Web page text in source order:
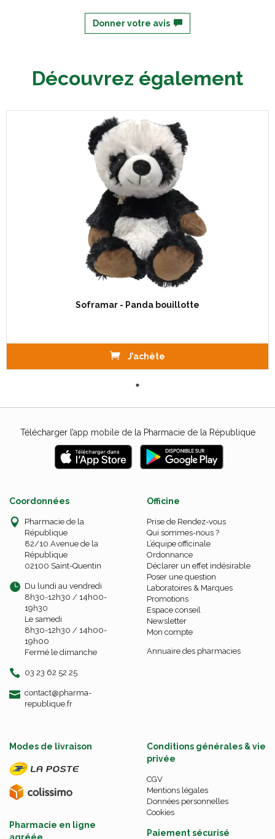
Donner votre avis
Découvrez également
Soframar - Panda bouillotte
J’achète
Télécharger l’app mobile de la Pharmacie de la République
Coordonnées
Pharmacie de la
République
82/10 Avenue de la
République
02100 Saint-Quentin
Du lundi au vendredi
8h30-12h30 / 14h00-
19h30
Le samedi
8h30-12h30 / 14h00-
19h00
Fermé le dimanche
03 23 62 52 25
contact-
@-
pharma-
republique.fr
Officine
Prise de Rendez-vous
Qui sommes-nous ?
L’équipe officinale
Ordonnance
Déclarer un effet indésirable
Poser une question
Laboratoires & Marques
Promotions
Espace conseil
Newsletter
Mon compte
Annuaire des pharmacies
Modes de livraison
Pharmacie en ligne
agréée
Conditions générales & vie
privée
CGV
Mentions légales
Données personnelles
Cookies
Paiement sécurisé